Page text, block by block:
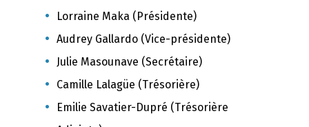
Lorraine Maka (Présidente)
Audrey Gallardo (Vice-présidente)
Julie Masounave (Secrétaire)
Camille Lalagüe (Trésorière)
Emilie Savatier-Dupré (Trésorière